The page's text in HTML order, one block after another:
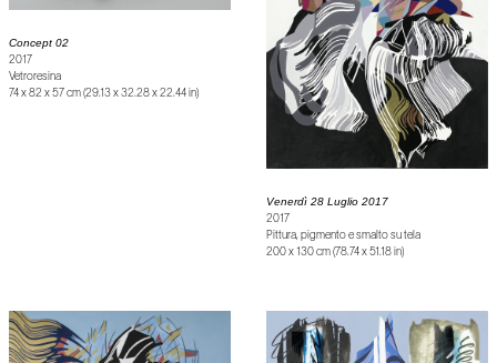
Concept 02
2017
Vetroresina
74 x 82 x 57 cm (29.13 x 32.28 x 22.44 in)
Venerdì 28 Luglio 2017
2017
Pittura, pigmento e smalto su tela
200 x 130 cm (78.74 x 51.18 in)